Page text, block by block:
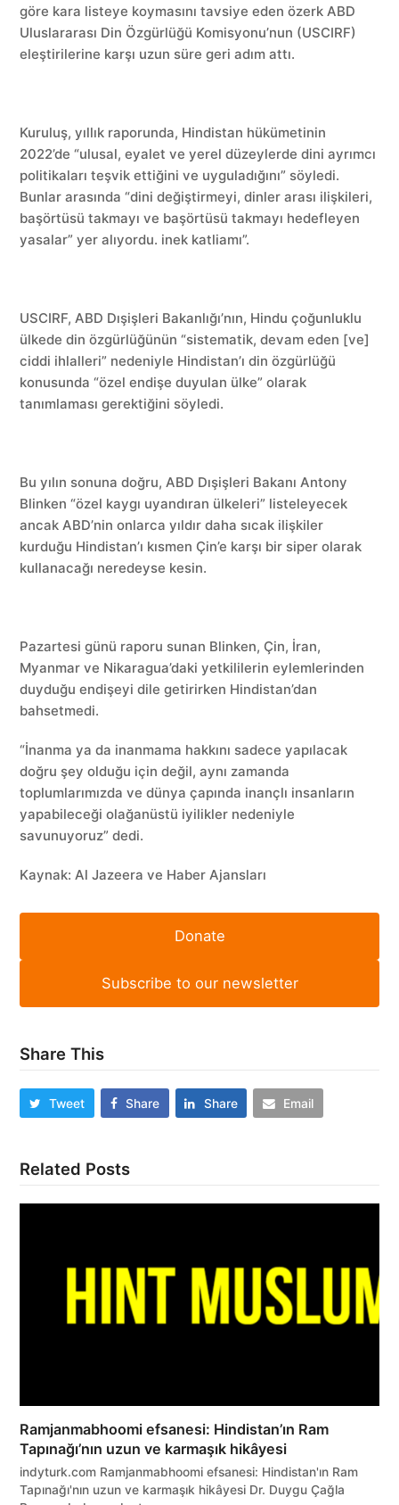
göre kara listeye koymasını tavsiye eden özerk ABD
Uluslararası Din Özgürlüğü Komisyonu’nun (USCIRF)
eleştirilerine karşı uzun süre geri adım attı.
Kuruluş, yıllık raporunda, Hindistan hükümetinin
2022’de “ulusal, eyalet ve yerel düzeylerde dini ayrımcı
politikaları teşvik ettiğini ve uyguladığını” söyledi.
Bunlar arasında “dini değiştirmeyi, dinler arası ilişkileri,
başörtüsü takmayı ve başörtüsü takmayı hedefleyen
yasalar” yer alıyordu. inek katliamı”.
USCIRF, ABD Dışişleri Bakanlığı’nın, Hindu çoğunluklu
ülkede din özgürlüğünün “sistematik, devam eden [ve]
ciddi ihlalleri” nedeniyle Hindistan’ı din özgürlüğü
konusunda “özel endişe duyulan ülke” olarak
tanımlaması gerektiğini söyledi.
Bu yılın sonuna doğru, ABD Dışişleri Bakanı Antony
Blinken “özel kaygı uyandıran ülkeleri” listeleyecek
ancak ABD’nin onlarca yıldır daha sıcak ilişkiler
kurduğu Hindistan’ı kısmen Çin’e karşı bir siper olarak
kullanacağı neredeyse kesin.
Pazartesi günü raporu sunan Blinken, Çin, İran,
Myanmar ve Nikaragua’daki yetkililerin eylemlerinden
duyduğu endişeyi dile getirirken Hindistan’dan
bahsetmedi.
“İnanma ya da inanmama hakkını sadece yapılacak
doğru şey olduğu için değil, aynı zamanda
toplumlarımızda ve dünya çapında inançlı insanların
yapabileceği olağanüstü iyilikler nedeniyle
savunuyoruz” dedi.
Kaynak: Al Jazeera ve Haber Ajansları
Donate
Subscribe to our newsletter
Share This
Tweet Share Share Email
Related Posts
Ramjanmabhoomi efsanesi: Hindistan’ın Ram
Tapınağı’nın uzun ve karmaşık hikâyesi
indyturk.com Ramjanmabhoomi efsanesi: Hindistan'ın Ram
Tapınağı'nın uzun ve karmaşık hikâyesi Dr. Duygu Çağla